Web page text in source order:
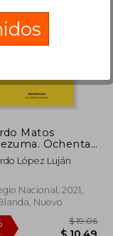
dcto.
Matos
Ochenta
López Luján
Nacional, 2021,
Nuevo